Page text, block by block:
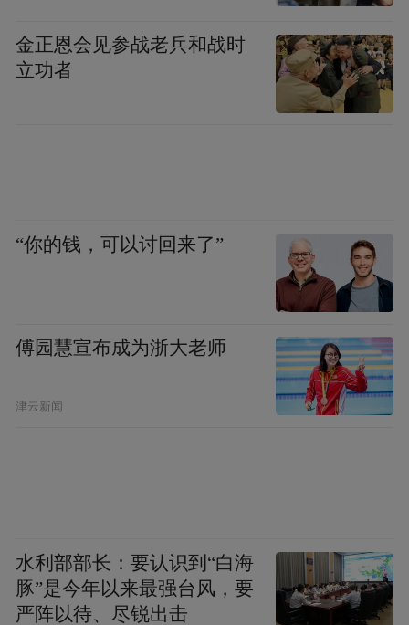
pictures and audios if any) is uploaded and posted
by the user of Dafeng Hao, which is a social media
platform and merely provides information storage
金正恩会见参战老兵和战时
立功者
“你的钱，可以讨回来了”
傅园慧宣布成为浙大老师
津云新闻
水利部部长：要认识到“白海
豚”是今年以来最强台风，要
严阵以待、尽锐出击